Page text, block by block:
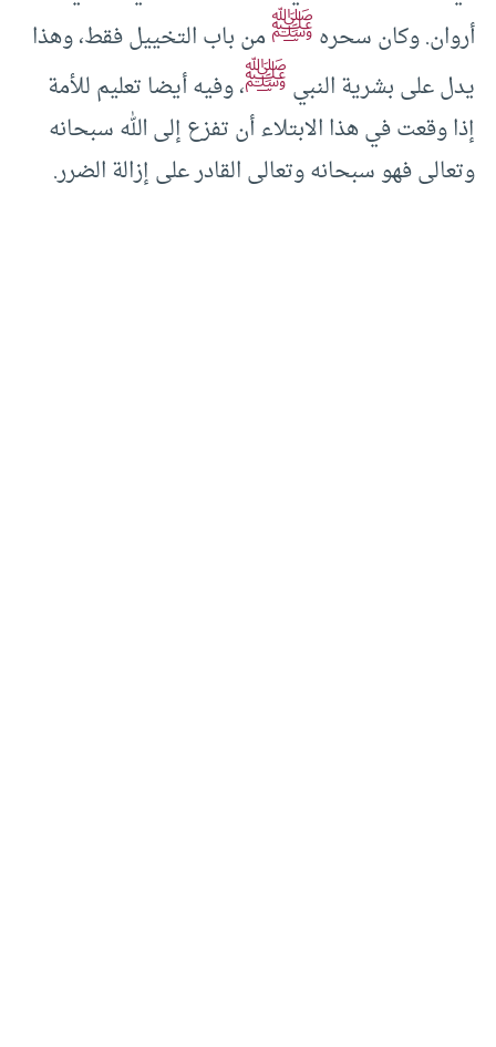
أروان. وكان سحرهﷺمن باب التخييل فقط، وهذا
يدل على بشرية النبيﷺ، وفيه أيضا تعليم للأمة
إذا وقعت في هذا الابتلاء أن تفزع إلى الله سبحانه
وتعالى فهو سبحانه وتعالى القادر على إزالة الضرر.